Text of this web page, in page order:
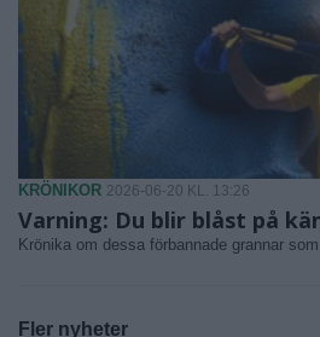
KRÖNIKOR 2026-06-20 KL. 13:26
Varning: Du blir blåst på
Krönika om dessa förbannade grannar
Fler nyheter